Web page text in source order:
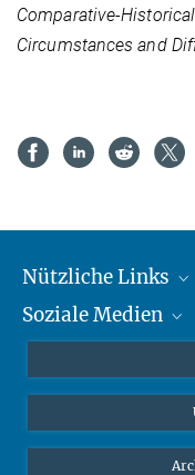
Comparative-
Circumstances and
Nützliche Links
MMG Alumni Corner
Online-Vorträge
Interviews zum
Soziale Medien
Bluesky